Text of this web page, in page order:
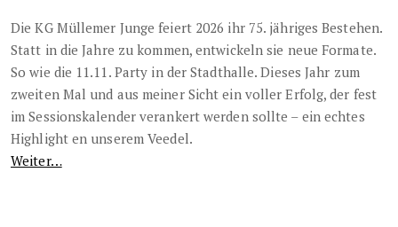
Die KG Müllemer Junge feiert 2026 ihr 75. jähriges Bestehen.
Statt in die Jahre zu kommen, entwickeln sie neue Formate.
So wie die 11.11. Party in der Stadthalle. Dieses Jahr zum
zweiten Mal und aus meiner Sicht ein voller Erfolg, der fest
im Sessionskalender verankert werden sollte – ein echtes
Highlight en unserem Veedel.
Weiter…